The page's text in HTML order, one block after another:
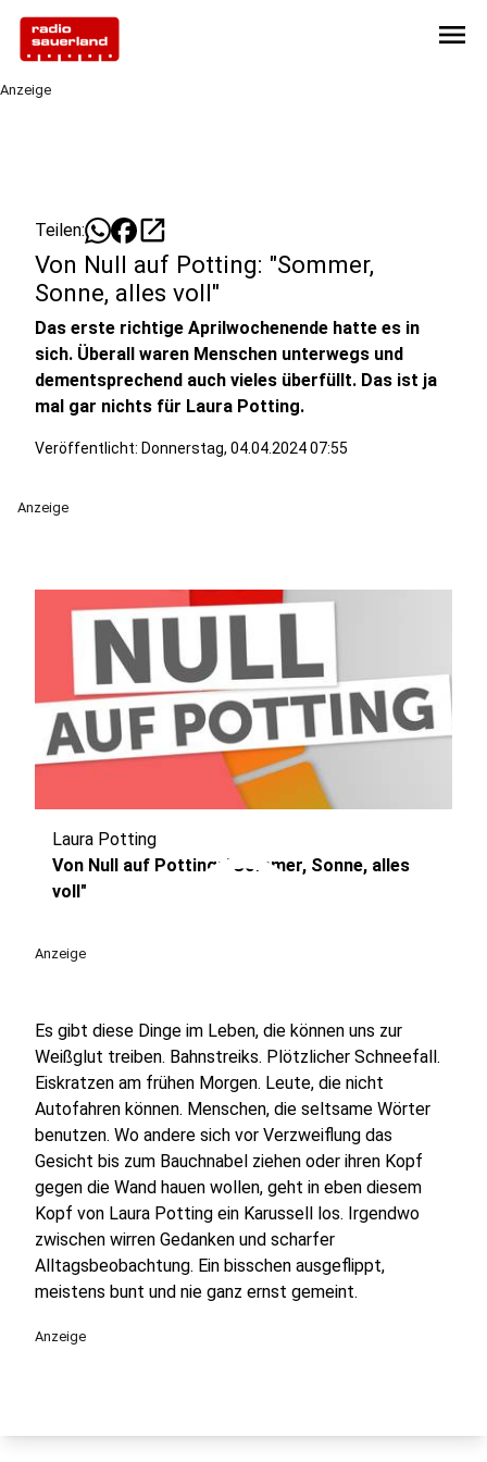
menu
Anzeige
Teilen: open_in_new
Von Null auf Potting: "Sommer,
Sonne, alles voll"
Das erste richtige Aprilwochenende hatte es in
sich. Überall waren Menschen unterwegs und
dementsprechend auch vieles überfüllt. Das ist ja
mal gar nichts für Laura Potting.
Veröffentlicht: Donnerstag, 04.04.2024 07:55
Anzeige
play_circle
Laura Potting
Von Null auf Potting: "Sommer, Sonne, alles
voll"
Anzeige
Es gibt diese Dinge im Leben, die können uns zur
Weißglut treiben. Bahnstreiks. Plötzlicher Schneefall.
Eiskratzen am frühen Morgen. Leute, die nicht
Autofahren können. Menschen, die seltsame Wörter
benutzen. Wo andere sich vor Verzweiflung das
Gesicht bis zum Bauchnabel ziehen oder ihren Kopf
gegen die Wand hauen wollen, geht in eben diesem
Kopf von Laura Potting ein Karussell los. Irgendwo
zwischen wirren Gedanken und scharfer
Alltagsbeobachtung. Ein bisschen ausgeflippt,
meistens bunt und nie ganz ernst gemeint.
Anzeige